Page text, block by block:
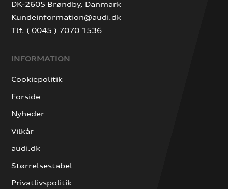
DK-2605 Brøndby, Danmark
Kundeinformation@audi.dk
Tlf. ( 0045 ) 7070 1536
INFORMATION
Cookiepolitik
Forside
Nyheder
Vilkår
audi.dk
Størrelsestabel
Privatlivspolitik